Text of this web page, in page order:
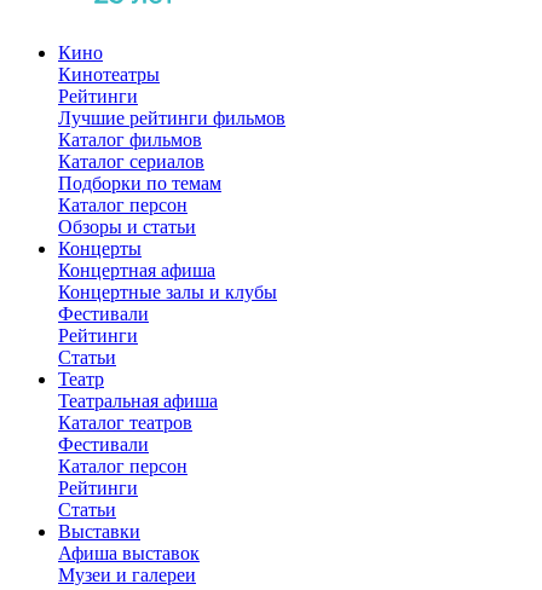
Кино
Кинотеатры
Рейтинги
Лучшие рейтинги фильмов
Каталог фильмов
Каталог сериалов
Подборки по темам
Каталог персон
Обзоры и статьи
Концерты
Концертная афиша
Концертные залы и клубы
Фестивали
Рейтинги
Статьи
Театр
Театральная афиша
Каталог театров
Фестивали
Каталог персон
Рейтинги
Статьи
Выставки
Афиша выставок
Музеи и галереи